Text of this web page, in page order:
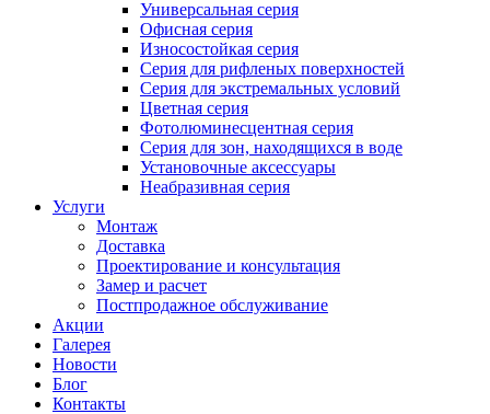
Универсальная серия
Офисная серия
Износостойкая серия
Серия для рифленых поверхностей
Серия для экстремальных условий
Цветная серия
Фотолюминесцентная серия
Серия для зон, находящихся в воде
Установочные аксессуары
Неабразивная серия
Услуги
Монтаж
Доставка
Проектирование и консультация
Замер и расчет
Постпродажное обслуживание
Акции
Галерея
Новости
Блог
Контакты